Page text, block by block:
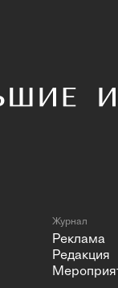
Журнал
Реклама
Редакция